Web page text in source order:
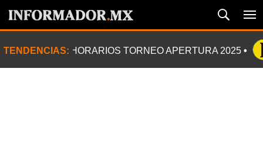
TENDENCIAS: HORARIOS TORNEO APERTURA 2025